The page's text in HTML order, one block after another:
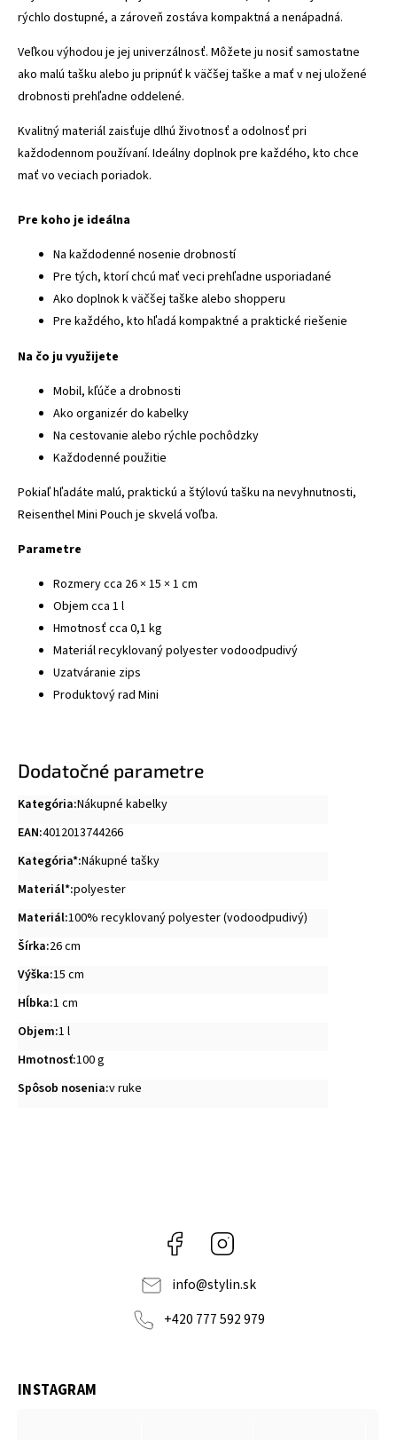
rýchlo dostupné, a zároveň zostáva kompaktná a nenápadná.
Veľkou výhodou je jej univerzálnosť. Môžete ju nosiť samostatne
ako malú tašku alebo ju pripnúť k väčšej taške a mať v nej uložené
drobnosti prehľadne oddelené.
Kvalitný materiál zaisťuje dlhú životnosť a odolnosť pri
každodennom používaní. Ideálny doplnok pre každého, kto chce
mať vo veciach poriadok.
Pre koho je ideálna
Na každodenné nosenie drobností
Pre tých, ktorí chcú mať veci prehľadne usporiadané
Ako doplnok k väčšej taške alebo shopperu
Pre každého, kto hľadá kompaktné a praktické riešenie
Na čo ju využijete
Mobil, kľúče a drobnosti
Ako organizér do kabelky
Na cestovanie alebo rýchle pochôdzky
Každodenné použitie
Pokiaľ hľadáte malú, praktickú a štýlovú tašku na nevyhnutnosti,
Reisenthel Mini Pouch je skvelá voľba.
Parametre
Rozmery cca 26 × 15 × 1 cm
Objem cca 1 l
Hmotnosť cca 0,1 kg
Materiál recyklovaný polyester vodoodpudivý
Uzatváranie zips
Produktový rad Mini
Dodatočné parametre
Kategória:Nákupné kabelky
EAN:4012013744266
Kategória*:Nákupné tašky
Materiál*:polyester
Materiál:100% recyklovaný polyester (vodoodpudivý)
Šírka:26 cm
Výška:15 cm
Hĺbka:1 cm
Objem:1 l
Hmotnosť:100 g
Spôsob nosenia:v ruke
Facebook
info@stylin.sk
+420 777 592 979
INSTAGRAM